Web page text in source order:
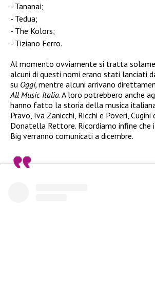
Tananai;
Tedua;
The Kolors;
Tiziano Ferro.
Al momento ovviamente si tratta
alcuni di questi nomi erano stati lanciati
su Oggi, mentre alcuni arrivano
All Music Italia. A loro potrebbero anche
hanno fatto la storia della musica
Pravo, Iva Zanicchi, Ricchi e Poveri, Cugini
Donatella Rettore. Ricordiamo infine che
Big verranno comunicati a dicembre.